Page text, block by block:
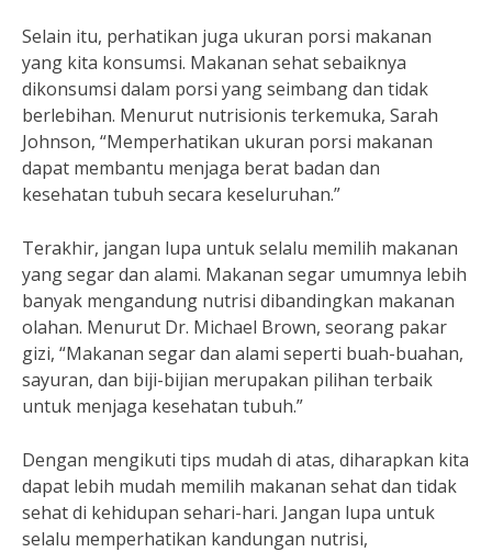
Selain itu, perhatikan juga ukuran porsi makanan
yang kita konsumsi. Makanan sehat sebaiknya
dikonsumsi dalam porsi yang seimbang dan tidak
berlebihan. Menurut nutrisionis terkemuka, Sarah
Johnson, “Memperhatikan ukuran porsi makanan
dapat membantu menjaga berat badan dan
kesehatan tubuh secara keseluruhan.”
Terakhir, jangan lupa untuk selalu memilih makanan
yang segar dan alami. Makanan segar umumnya lebih
banyak mengandung nutrisi dibandingkan makanan
olahan. Menurut Dr. Michael Brown, seorang pakar
gizi, “Makanan segar dan alami seperti buah-buahan,
sayuran, dan biji-bijian merupakan pilihan terbaik
untuk menjaga kesehatan tubuh.”
Dengan mengikuti tips mudah di atas, diharapkan kita
dapat lebih mudah memilih makanan sehat dan tidak
sehat di kehidupan sehari-hari. Jangan lupa untuk
selalu memperhatikan kandungan nutrisi,